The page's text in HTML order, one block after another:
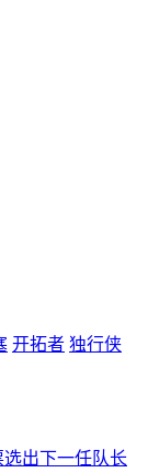
开拓者 独行侠
出下一任队长